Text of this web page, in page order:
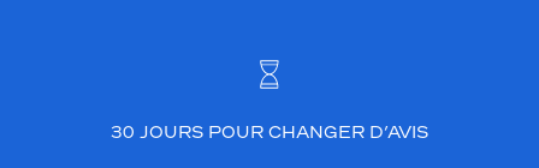
30 JOURS POUR CHANGER D’AVIS